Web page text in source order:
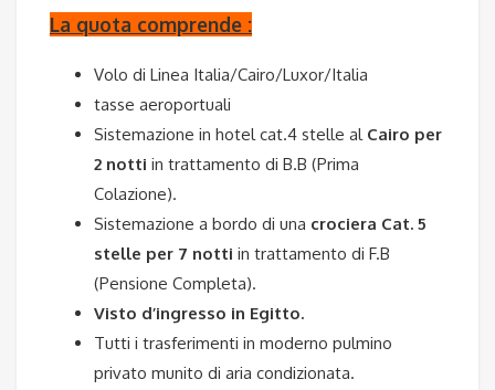
La quota comprende :
Volo di Linea Italia/Cairo/Luxor/Italia
tasse aeroportuali
Sistemazione in hotel cat.4 stelle alCairo per
2 notti in trattamento di B.B (Prima
Colazione).
Sistemazione a bordo di una crociera Cat. 5
stelle per 7 notti in trattamento di F.B
(Pensione Completa).
Visto d’ingresso in Egitto.
Tutti i trasferimenti in moderno pulmino
privato munito di aria condizionata.